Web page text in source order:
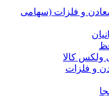
و فلزات (سهامی
کالا
و فلزات